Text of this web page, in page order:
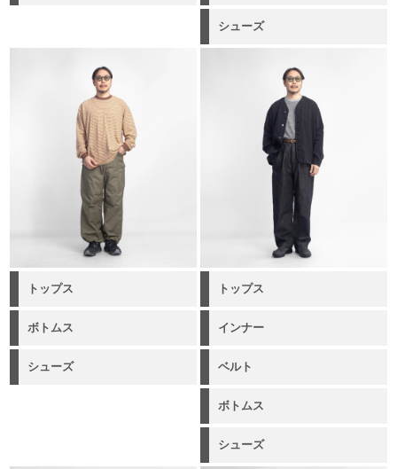
シューズ
トップス トップス
ボトムス インナー
シューズ ベルト
ボトムス
シューズ